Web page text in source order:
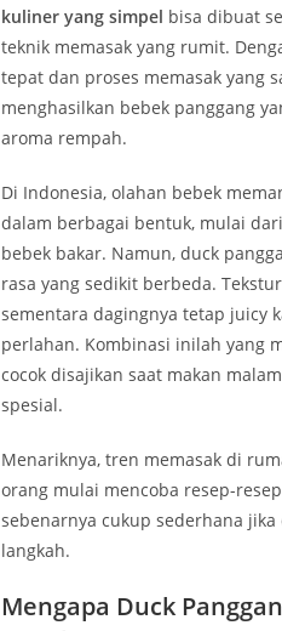
kuliner yang simpel bisa dibuat
teknik memasak yang rumit.
tepat dan proses memasak yang
menghasilkan bebek panggang
aroma rempah.
Di Indonesia, olahan bebek
dalam berbagai bentuk, mulai
bebek bakar. Namun, duck
rasa yang sedikit berbeda.
sementara dagingnya tetap juicy
perlahan. Kombinasi inilah yang
cocok disajikan saat makan
spesial.
Menariknya, tren memasak di
orang mulai mencoba resep-
sebenarnya cukup sederhana
langkah.
Mengapa Duck